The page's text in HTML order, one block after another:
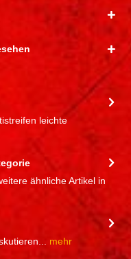
leichte
ähnliche Artikel in
mehr